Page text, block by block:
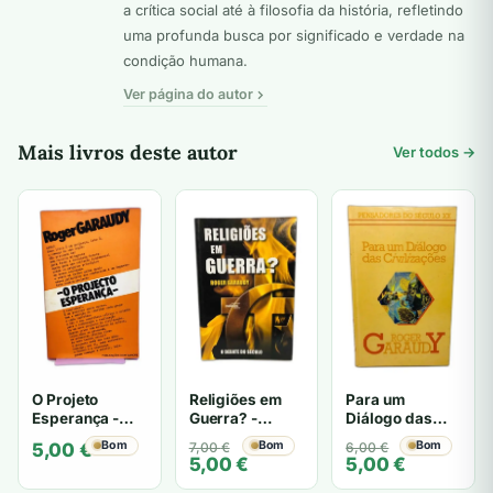
a crítica social até à filosofia da história, refletindo
uma profunda busca por significado e verdade na
condição humana.
Ver página do autor
Mais livros deste autor Ver todos →
O Projeto
Esperança -
Roger Garaudy
5,00 € Bom
Religiões em
Guerra? -
Roger Garaudy
7,00€
O
preço
5,00€
O
preço
Bom
Para um
Diálogo das
Civilizações -
Roger Garaudy
6,00€
O
preço
5,00€
O
preço
Bom